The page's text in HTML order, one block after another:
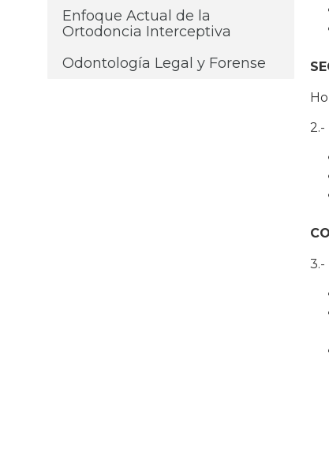
Enfoque Actual de la
Ortodoncia Interceptiva
Odontología Legal y Forense
S
2.-